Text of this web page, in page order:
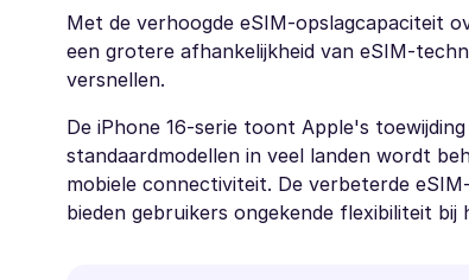
Met de verhoogde eSIM-opslagcapaciteit
een grotere afhankelijkheid van eSIM-
versnellen.
De iPhone 16-serie toont Apple's
standaardmodellen in veel landen wordt
mobiele connectiviteit. De verbeterde
bieden gebruikers ongekende flexibiliteit